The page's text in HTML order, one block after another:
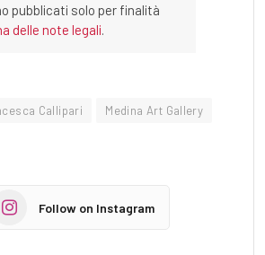
pubblicati solo per finalità
delle note legali.
Callipari
Medina Art Gallery
Follow on Instagram